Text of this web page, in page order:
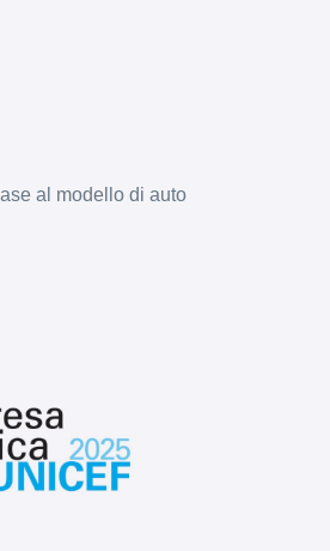
al modello di auto